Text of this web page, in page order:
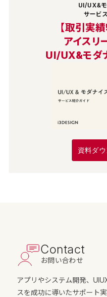
UI/UX&
サービ
【取引実
アイスリ
UI/UX&モダ
資料ダ
Contact
お問い合わせ
アプリやシステム開発、
スを成功に導いたサポート